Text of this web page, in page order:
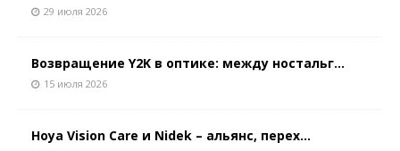
29 июля 2026
Возвращение Y2K в оптике: между ностальг...
15 июля 2026
Hoya Vision Care и Nidek – альянс, перех...